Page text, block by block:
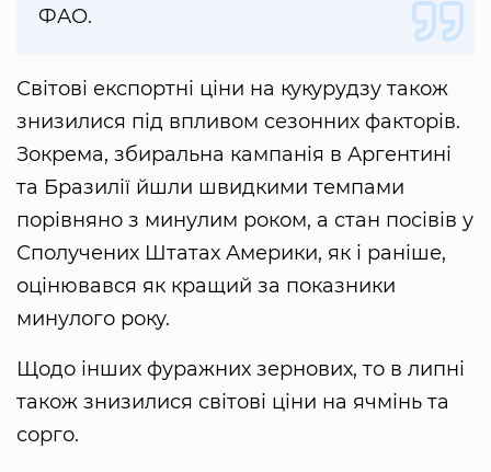
ФАО.
Світові експортні ціни на кукурудзу також
знизилися під впливом сезонних факторів.
Зокрема, збиральна кампанія в Аргентині
та Бразилії йшли швидкими темпами
порівняно з минулим роком, а стан посівів у
Сполучених Штатах Америки, як і раніше,
оцінювався як кращий за показники
минулого року.
Щодо інших фуражних зернових, то в липні
також знизилися світові ціни на ячмінь та
сорго.